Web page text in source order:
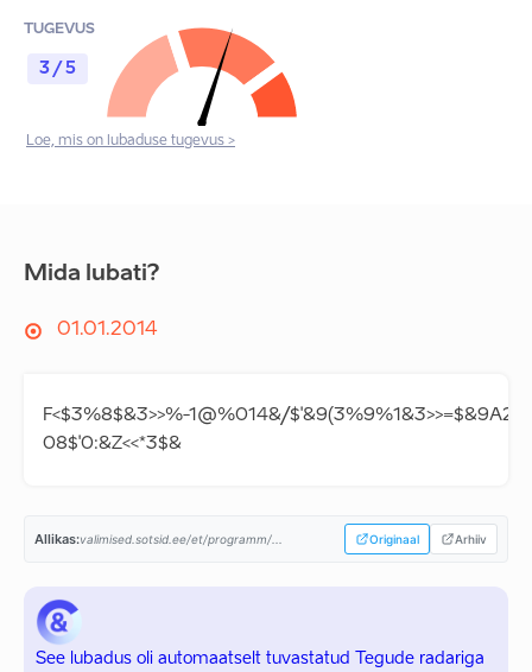
TUGEVUS
3 / 5
Loe, mis on lubaduse tugevus >
Mida lubati?
01.01.2014
F<$3%8$&3>>%-1@%014&/
08$'0:&Z<<*3$&
Allikas:valimised.sotsid.ee/et/programm/... Originaal Arhiiv
See lubadus oli automaatselt tuvastatud Tegude radariga